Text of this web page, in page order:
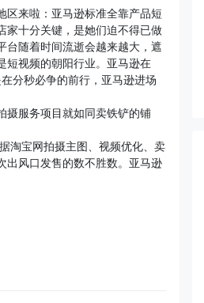
区来啦：亚马逊标准全靠产品短
家十分关键，是她们迫不得已做
台随着时间流逝会越来越大，遮
短视频的朝阳行业。亚马逊在
分秒必争的前行，亚马逊进场
摄服务项目就如同卖铁铲的铺
淘宝网拍摄主图、视频优化、卖
出风口发售的数不胜数。亚马逊